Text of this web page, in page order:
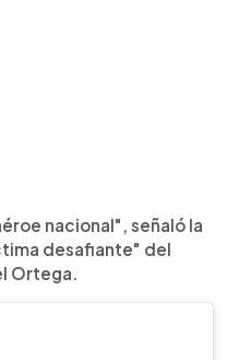
nacional", señaló la
desafiante" del
Ortega.